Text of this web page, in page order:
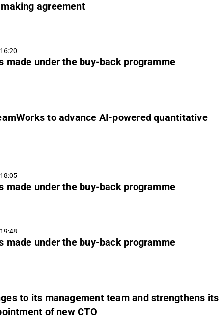
agreement
made under the buy-back programme
to advance AI-powered quantitative
made under the buy-back programme
made under the buy-back programme
to its management team and strengthens its
of new CTO